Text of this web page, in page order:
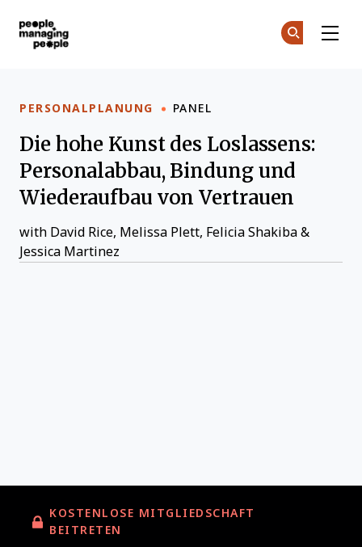
PERSONALPLANUNG PANEL
Die hohe Kunst des Loslassens:
Personalabbau, Bindung und
Wiederaufbau von Vertrauen
with David Rice, Melissa Plett, Felicia Shakiba &
Jessica Martinez
KOSTENLOSE MITGLIEDSCHAFT
BEITRETEN